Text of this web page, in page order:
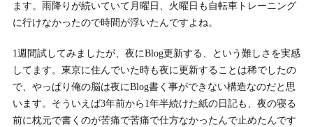
ます。雨降りが続いていて月曜日、火曜日も自転車トレーニング
に行けなかったので時間が浮いたんですよね。
1週間試してみましたが、夜にBlog更新する、という難しさを実感
してます。東京に住んでいた時も夜に更新することは稀でしたの
で、やっぱり俺の脳は夜にBlog書く事ができない構造なのだと思
います。そういえば3年前から1年半続けた紙の日記も、夜の寝る
前に枕元で書くのが苦痛で苦痛で仕方なかったんで止めたんです